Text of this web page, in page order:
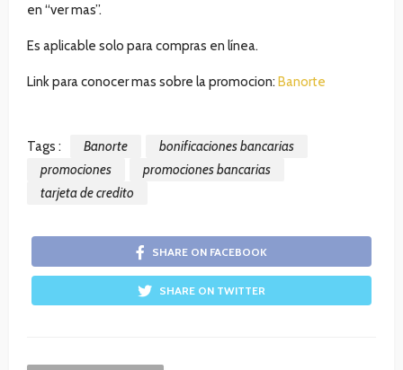
en “ver mas”.
Es aplicable solo para compras en línea.
Link para conocer mas sobre la promocion: Banorte
Tags : Banorte
bonificaciones bancarias
promociones
promociones bancarias
tarjeta de credito
SHARE ON FACEBOOK
SHARE ON TWITTER